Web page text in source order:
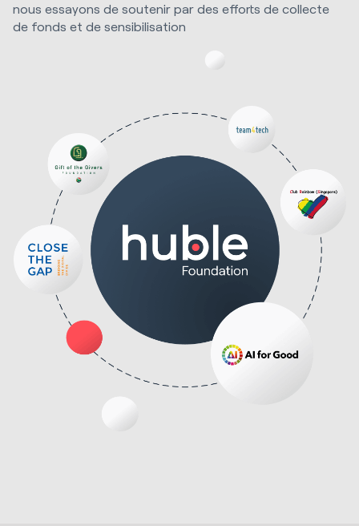
nous essayons de soutenir par des efforts de collecte
de fonds et de sensibilisation